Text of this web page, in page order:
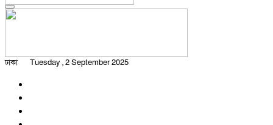
ঢাকা Tuesday , 2 September 2025